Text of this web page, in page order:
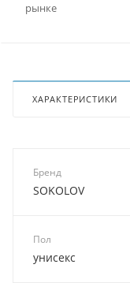
рынке
ХАРАКТЕРИСТИКИ
Бренд
SOKOLOV
Пол
унисекс